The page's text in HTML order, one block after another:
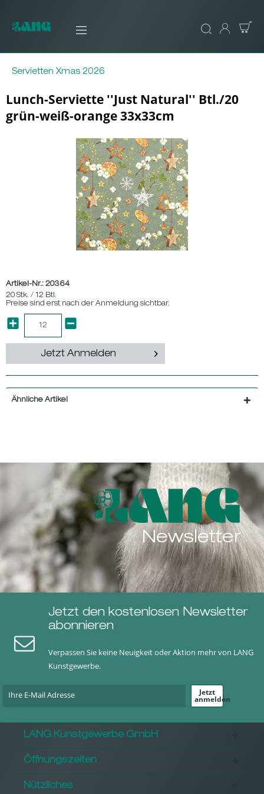
Servietten Xmas 2026
Lunch-Serviette ''Just Natural'' Btl./20
grün-weiß-orange 33x33cm
Artikel-Nr.: 20364
20 Stk. / 12 Btl.
Preise sind erst nach der Anmeldung sichtbar.
Jetzt Anmelden
Ähnliche Artikel
Newsletter
Jetzt den kostenlosen Newsletter
abonnieren
Verpassen Sie keine Neuigkeit oder Aktion mehr von LANG
Kunstgewerbe.
Jetzt
anmelden
LANG Kunstgewerbe GmbH
Öffnungszeiten
Nützliches